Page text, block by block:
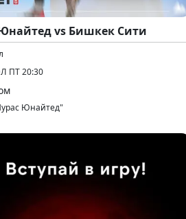
vs Бишкек Сити
ПТ 20:30
Юнайтед"